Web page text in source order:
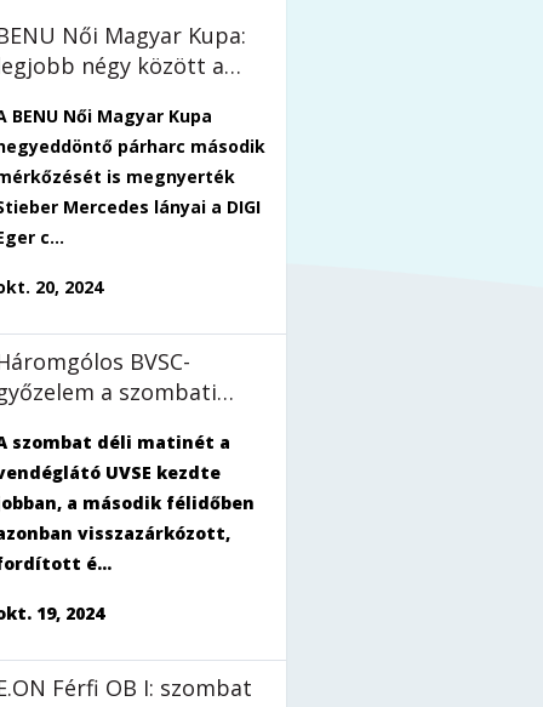
Női Magyar Kupa:
négy között a
BENU Női Magyar Kupa
párharc második
is megnyerték
Mercedes lányai a DIGI
c...
20, 2024
BVSC-
a szombati
szombat déli matinét a
UVSE kezdte
a második félidőben
visszazárkózott,
é...
19, 2024
Férfi OB I: szombat